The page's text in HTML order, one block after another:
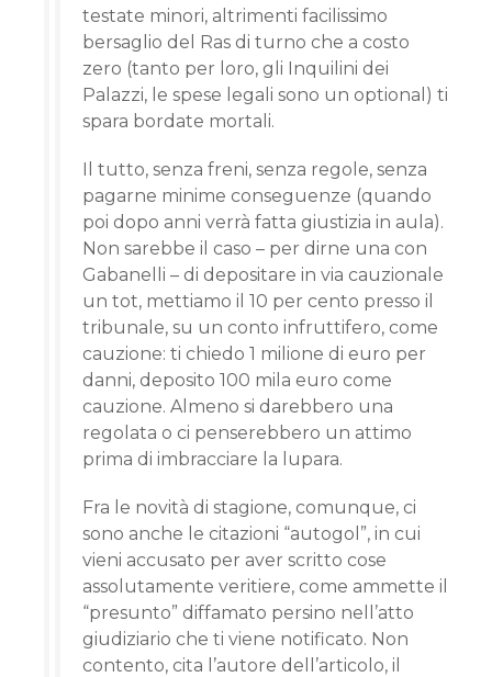
testate minori, altrimenti facilissimo
bersaglio del Ras di turno che a costo
zero (tanto per loro, gli Inquilini dei
Palazzi, le spese legali sono un optional) ti
spara bordate mortali.
Il tutto, senza freni, senza regole, senza
pagarne minime conseguenze (quando
poi dopo anni verrà fatta giustizia in aula).
Non sarebbe il caso – per dirne una con
Gabanelli – di depositare in via cauzionale
un tot, mettiamo il 10 per cento presso il
tribunale, su un conto infruttifero, come
cauzione: ti chiedo 1 milione di euro per
danni, deposito 100 mila euro come
cauzione. Almeno si darebbero una
regolata o ci penserebbero un attimo
prima di imbracciare la lupara.
Fra le novità di stagione, comunque, ci
sono anche le citazioni “autogol”, in cui
vieni accusato per aver scritto cose
assolutamente veritiere, come ammette il
“presunto” diffamato persino nell’atto
giudiziario che ti viene notificato. Non
contento, cita l’autore dell’articolo, il